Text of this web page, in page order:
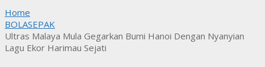
Home
BOLASEPAK
Ultras Malaya Mula Gegarkan Bumi Hanoi Dengan Nyanyian
Lagu Ekor Harimau Sejati